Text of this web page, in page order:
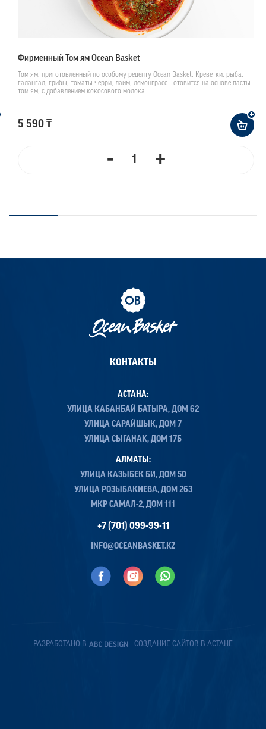
Фирменный Том ям Ocean Basket
Том ям, приготовленный по особому рецепту Ocean Basket. Креветки, рыба,
галангал, грибы, томаты черри, лайм, лемонграсс. Готовится на основе пасты
том ям, с добавлением кокосового молока.
5 590 ₸
- +
КОНТАКТЫ
АСТАНА:
УЛИЦА КАБАНБАЙ БАТЫРА, ДОМ 62
УЛИЦА САРАЙШЫК, ДОМ 7
УЛИЦА СЫГАНАК, ДОМ 17Б
АЛМАТЫ:
УЛИЦА КАЗЫБЕК БИ, ДОМ 50
УЛИЦА РОЗЫБАКИЕВА, ДОМ 263
МКР САМАЛ-2, ДОМ 111
+7 (701) 099-99-11
INFO@OCEANBASKET.KZ
РАЗРАБОТАНО В - СОЗДАНИЕ САЙТОВ В АСТАНЕ